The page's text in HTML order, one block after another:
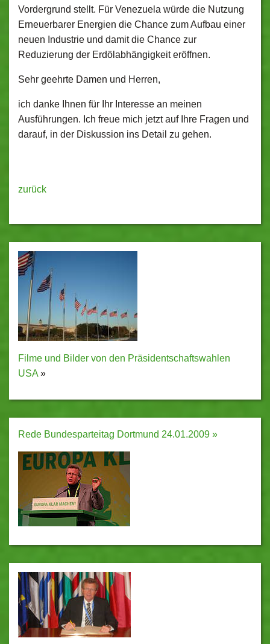
Vordergrund stellt. Für Venezuela würde die Nutzung
Erneuerbarer Energien die Chance zum Aufbau einer
neuen Industrie und damit die Chance zur
Reduzierung der Erdölabhängigkeit eröffnen.
Sehr geehrte Damen und Herren,
ich danke Ihnen für Ihr Interesse an meinen
Ausführungen. Ich freue mich jetzt auf Ihre Fragen und
darauf, in der Diskussion ins Detail zu gehen.
zurück
Filme und Bilder von den Präsidentschaftswahlen
USA »
Rede Bundesparteitag Dortmund 24.01.2009 »